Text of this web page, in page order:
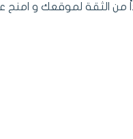
من الثقة لموقعك و امنح